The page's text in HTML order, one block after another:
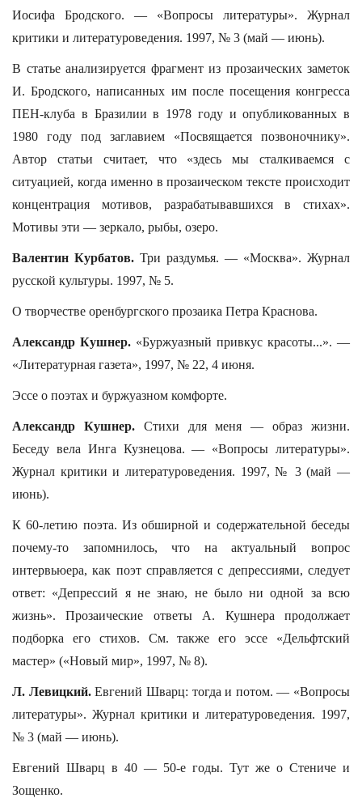
Иосифа Бродского. — «Вопросы литературы». Журнал
критики и литературоведения. 1997, № 3 (май — июнь).
В статье анализируется фрагмент из прозаических заметок
И. Бродского, написанных им после посещения конгресса
ПЕН-клуба в Бразилии в 1978 году и опубликованных в
1980 году под заглавием «Посвящается позвоночнику».
Автор статьи считает, что «здесь мы сталкиваемся с
ситуацией, когда именно в прозаическом тексте происходит
концентрация мотивов, разрабатывавшихся в стихах».
Мотивы эти — зеркало, рыбы, озеро.
Валентин Курбатов. Три раздумья. — «Москва». Журнал
русской культуры. 1997, № 5.
О творчестве оренбургского прозаика Петра Краснова.
Александр Кушнер. «Буржуазный привкус красоты...». —
«Литературная газета», 1997, № 22, 4 июня.
Эссе о поэтах и буржуазном комфорте.
Александр Кушнер.Стихи для меня — образ жизни.
Беседу вела Инга Кузнецова. — «Вопросы литературы».
Журнал критики и литературоведения. 1997, № 3 (май —
июнь).
К 60-летию поэта. Из обширной и содержательной беседы
почему-то запомнилось, что на актуальный вопрос
интервьюера, как поэт справляется с депрессиями, следует
ответ: «Депрессий я не знаю, не было ни одной за всю
жизнь». Прозаические ответы А. Кушнера продолжает
подборка его стихов. См. также его эссе «Дельфтский
мастер» («Новый мир», 1997, № 8).
Л. Левицкий.Евгений Шварц: тогда и потом. — «Вопросы
литературы». Журнал критики и литературоведения. 1997,
№ 3 (май — июнь).
Евгений Шварц в 40 — 50-е годы. Тут же о Стениче и
Зощенко.